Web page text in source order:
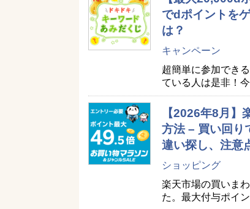
でdポイントを
は？
キャンペーン
超簡単に参加でき
ている人は是非！
【2026年8月】
方法 – 買い回り
違い探し、注意
ショッピング
楽天市場の買いま
た。最大付与ポイ